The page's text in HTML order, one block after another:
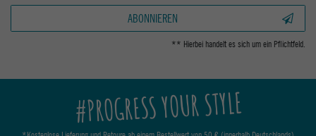
ABONNIEREN
** Hierbei handelt es sich um ein Pflichtfeld.
#PROGRESS YOUR STYLE